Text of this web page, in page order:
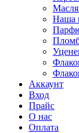
Наша
Аккаунт
Вход
Прайс
О нас
Оплата